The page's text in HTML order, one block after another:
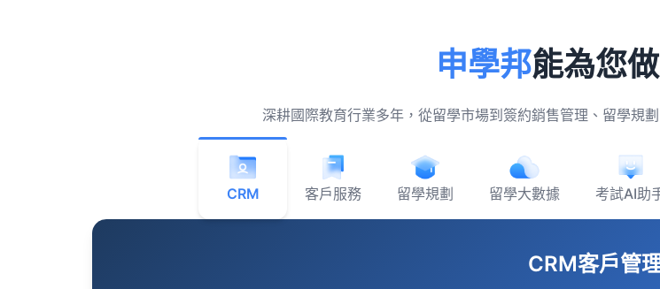
申學邦能為您
深耕國際教育行業多年，從留學市場到簽約銷售管理、留學規
CRM 客戶服務 留學規劃 留學大數據 考試AI助
CRM客戶管